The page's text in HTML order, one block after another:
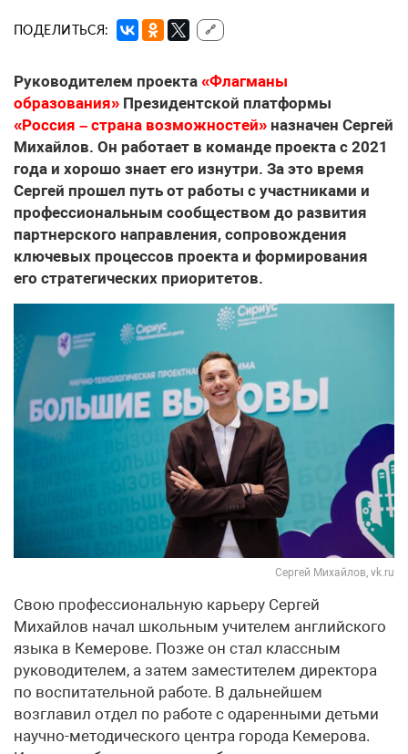
ПОДЕЛИТЬСЯ: 🔗
Руководителем проекта «Флагманы
образования» Президентской платформы
«Россия – страна возможностей» назначен Сергей
Михайлов. Он работает в команде проекта с 2021
года и хорошо знает его изнутри. За это время
Сергей прошел путь от работы с участниками и
профессиональным сообществом до развития
партнерского направления, сопровождения
ключевых процессов проекта и формирования
его стратегических приоритетов.
Сергей Михайлов, vk.ru
Свою профессиональную карьеру Сергей
Михайлов начал школьным учителем английского
языка в Кемерове. Позже он стал классным
руководителем, а затем заместителем директора
по воспитательной работе. В дальнейшем
возглавил отдел по работе с одаренными детьми
научно-методического центра города Кемерова.